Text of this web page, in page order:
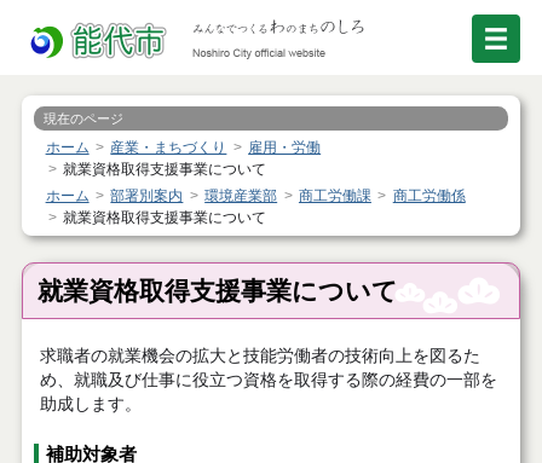
現在のページ
ホーム 産業・まちづくり
雇用・労働
就業資格取得支援事業について
ホーム
部署別案内 環境産業部 商工労働課
商工労働係
就業資格取得支援事業について
就業資格取得支援事業について
求職者の就業機会の拡大と技能労働者の技術向上を図るた
め、就職及び仕事に役立つ資格を取得する際の経費の一部を
助成します。
補助対象者